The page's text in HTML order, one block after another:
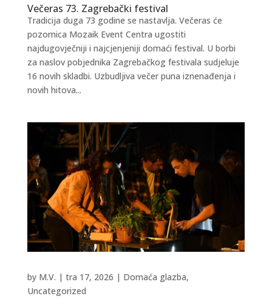
Večeras 73. Zagrebački festival
Tradicija duga 73 godine se nastavlja. Večeras će
pozornica Mozaik Event Centra ugostiti
najdugovječniji i najcjenjeniji domaći festival. U borbi
za naslov pobjednika Zagrebačkog festivala sudjeluje
16 novih skladbi. Uzbudljiva večer puna iznenađenja i
novih hitova...
by M.V. | tra 17, 2026 | Domaća glazba,
Uncategorized